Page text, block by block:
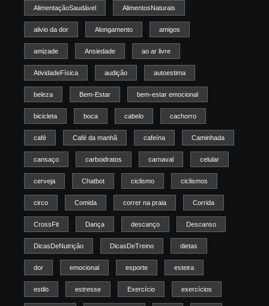
AlimentaçãoSaudável AlimentosNaturais
alivio da dor Alongamento amigos
amizade Ansiedade ao ar livre
AtividadeFísica audição autoestima
beleza Bem-Estar bem-estar emocional
bicicleta boca cabelo cachorro
café Café da manhã cafeína Caminhada
cansaço carboidratos carnaval celular
cerveja Chatbot ciclismo ciclismos
circo Comida correr na praia Corrida
CrossFit Dança descanço Descanso
DicasDeNutrição DicasDeTreino dietas
dor emocional esporte esteira
estilo estresse Exercício exercícios